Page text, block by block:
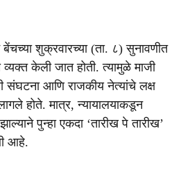
बेंचच्या शुक्रवारच्या (ता. ८) सुनावणीत
केली जात होती. त्यामुळे माजी
संघटना आणि राजकीय नेत्यांचे लक्ष
होते. मात्र, न्यायालयाकडून
पुन्हा एकदा ‘तारीख पे तारीख’
आहे.